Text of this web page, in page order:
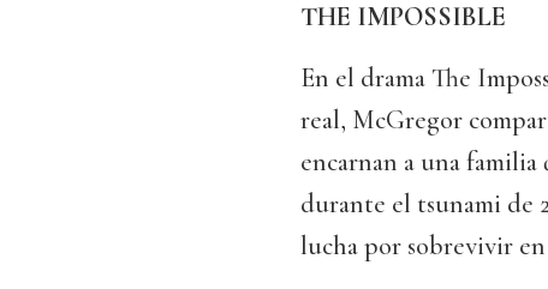
THE IMPOSSIBLE
En el drama The
real, McGregor
encarnan a una
durante el tsunami de
lucha por sobrevivir